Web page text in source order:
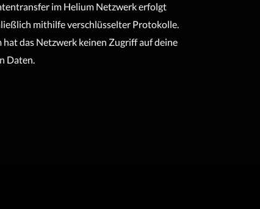
im Helium Netzwerk erfolgt
mithilfe verschlüsselter Protokolle.
hat das Netzwerk keinen Zugriff auf deine
Daten.